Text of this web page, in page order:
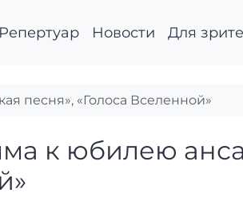
Репертуар Новости Для
песня», «Голоса Вселенной»
к
к юбилею